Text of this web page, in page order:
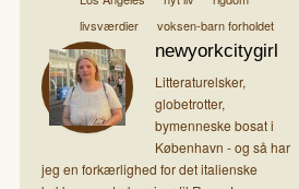
livsværdier
voksen-barn forholdet
newyorkcitygirl
Litteraturelsker,
globetrotter,
bymenneske bosat i
København - og så har
jeg en forkærlighed for det italienske